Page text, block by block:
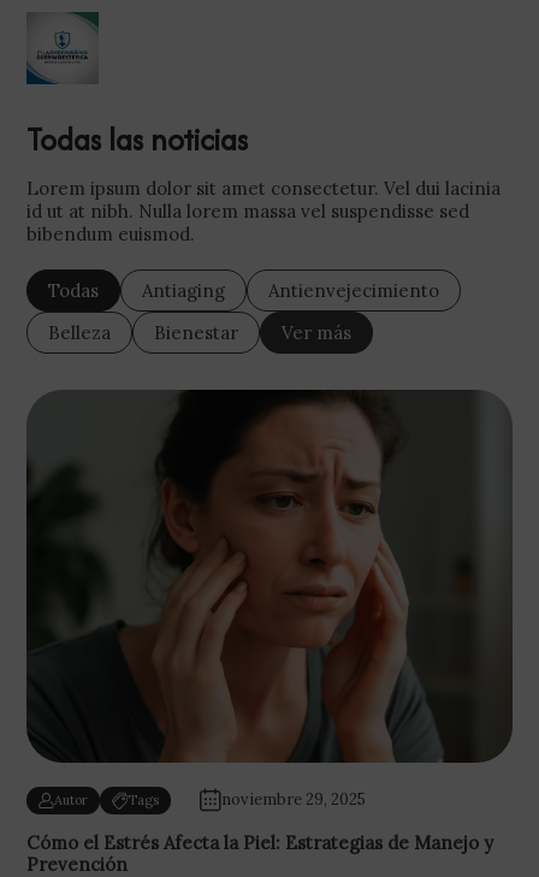
Todas las noticias
Lorem ipsum dolor sit amet consectetur. Vel dui lacinia
id ut at nibh. Nulla lorem massa vel suspendisse sed
bibendum euismod.
Todas Antiaging
Antienvejecimiento
Belleza
Bienestar Ver más
Autor Tags noviembre 29, 2025
Cómo el Estrés Afecta la Piel: Estrategias de Manejo y
Prevención